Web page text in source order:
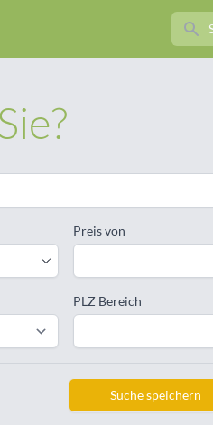
Search
Preis von
PLZ Bereich
Suche speichern